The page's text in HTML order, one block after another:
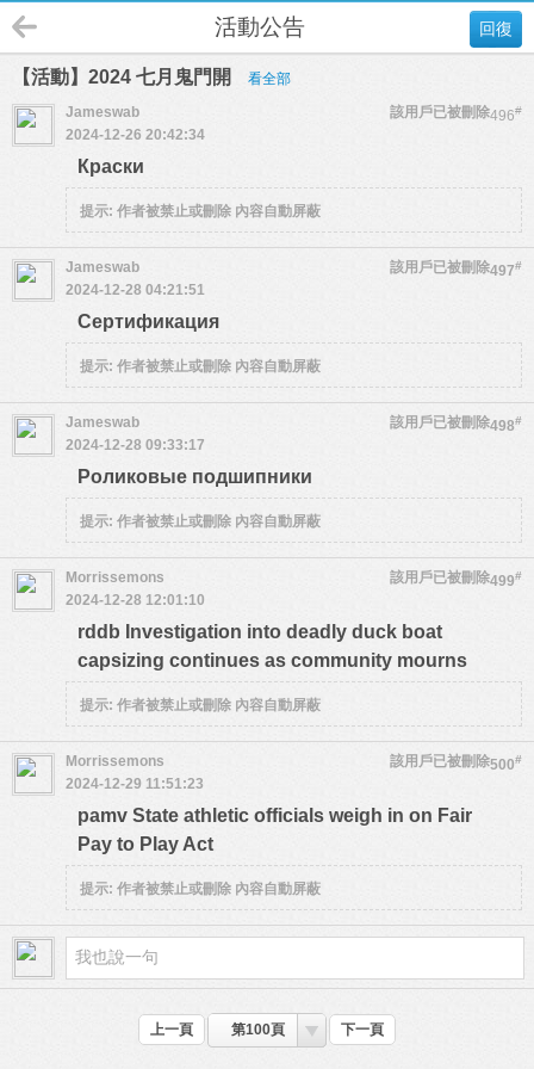
回復
活動公告
【活動】2024 七月鬼門開 看全部
496#
Jameswab
該用戶已被刪除
2024-12-26 20:42:34
Краски
提示: 作者被禁止或刪除 內容自動屏蔽
497#
Jameswab
該用戶已被刪除
2024-12-28 04:21:51
Сертификация
提示: 作者被禁止或刪除 內容自動屏蔽
498#
Jameswab
該用戶已被刪除
2024-12-28 09:33:17
Роликовые подшипники
提示: 作者被禁止或刪除 內容自動屏蔽
499#
Morrissemons
該用戶已被刪除
2024-12-28 12:01:10
rddb Investigation into deadly duck boat
capsizing continues as community mourns
提示: 作者被禁止或刪除 內容自動屏蔽
500#
Morrissemons
該用戶已被刪除
2024-12-29 11:51:23
pamv State athletic officials weigh in on Fair
Pay to Play Act
提示: 作者被禁止或刪除 內容自動屏蔽
上一頁 第100頁 下一頁